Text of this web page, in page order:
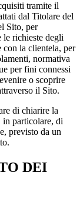
tramite il
dal Titolare del
Sito, per
le richieste degli
la clientela, per
normativa
per fini connessi
o scoprire
il Sito.
di chiarire la
in particolare, di
previsto da un
DEI